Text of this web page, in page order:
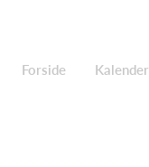
Forside Kalender